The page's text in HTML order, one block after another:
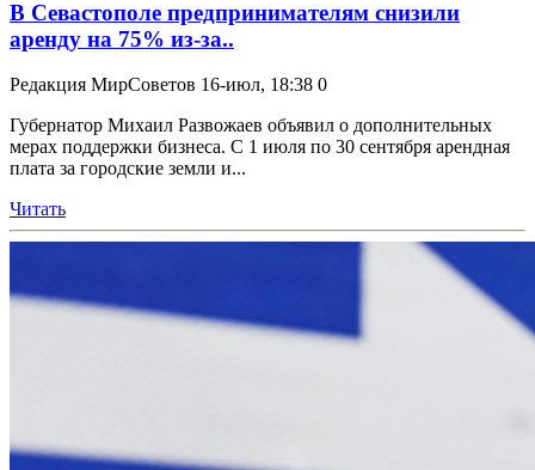
В Севастополе предпринимателям снизили
аренду на 75% из-за..
Редакция МирСоветов 16-июл, 18:38 0
Губернатор Михаил Развожаев объявил о дополнительных
мерах поддержки бизнеса. С 1 июля по 30 сентября арендная
плата за городские земли и...
Читать